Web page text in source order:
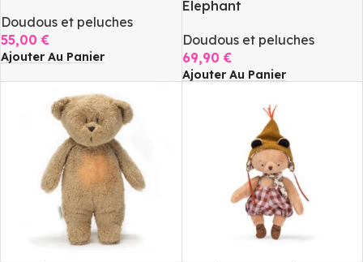
Doudous et peluches
55,00€
Ajouter Au Panier
Elephant
Doudous et peluches
69,90€
Ajouter Au Panier